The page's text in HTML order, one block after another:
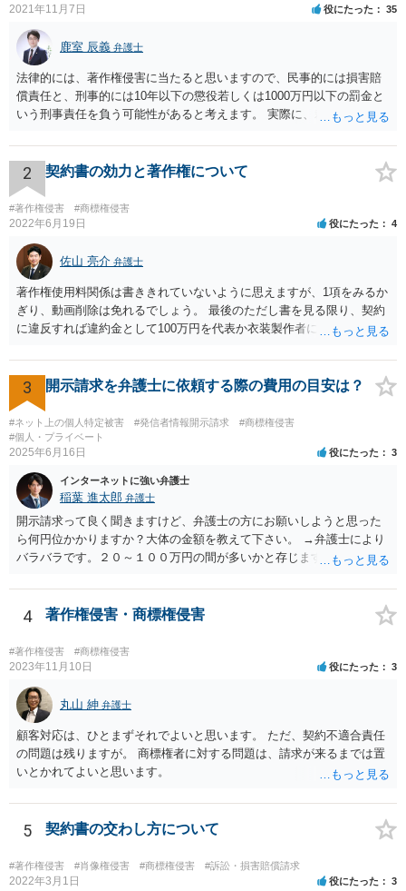
2021年11月7日 役にたった 35
鹿室 辰義 弁護士
法律的には、著作権侵害に当たると思いますので、民事的には損害賠
償責任と、刑事的には10年以下の懲役若しくは1000万円以下の罰金と
いう刑事責任を負う可能性があると考えます。 実際に、裁判になった
受理すると、取調べ等の捜査が行われる可能性があります。 そして、
刑事責任を軽くするためには、被害弁償等を行う必要があります。 今
後の対応としては、まずは、弁護士に相談するのが良いと思います。
2 契約書の効力と著作権について
#著作権侵害 #商標権侵害
2022年6月19日 役にたった 4
佐山 亮介 弁護士
著作権使用料関係は書ききれていないように思えますが、1項をみるか
ぎり、動画削除は免れるでしょう。 最後のただし書を見る限り、契約
に違反すれば違約金として100万円を代表か衣装製作者に請求できると
しては少しはっきりしないように思います。 こちらからどの時点で打
って出るかはこちらに都合よく契約書を解釈して決めて良いと思いま
すが、裁判にもつれ込んだ場合、第三者の目から見て客観的にも条件
が守られないとはっきり言えるのは相手が削除請求をしたことが記録
上はっきりするとき（例えばYouTubeへの通報などにより動画を削除
させた時）となるかも知れません。 以上を前提に、まずは動画の配信
は合意に基づく正当な権利だと主張し、相手が反論や削除請求の通
報・裁判等をしてきたら弁護士に依頼して対応するとよいと考えま
す。
3 開示請求を弁護士に依頼する際の費用の目安は？
#ネット上の個人特定被害 #発信者情報開示請求
#商標権侵害
#個人・プライベート
2025年6月16日 役にたった 3
インターネットに強い弁護士
稲葉 進太郎 弁護士
開示請求って良く聞きますけど、弁護士の方にお願いしようと思った
ら何円位かかりますか？大体の金額を教えて下さい。 →弁護士により
バラバラです。２０～１００万円の間が多いかと存じます。
4 著作権侵害・商標権侵害
#著作権侵害 #商標権侵害
2023年11月10日 役にたった 3
丸山 紳 弁護士
顧客対応は、ひとまずそれでよいと思います。 ただ、契約不適合責任
の問題は残りますが。 商標権者に対する問題は、請求が来るまでは置
いとかれてよいと思います。
5 契約書の交わし方について
#著作権侵害 #肖像権侵害 #商標権侵害 #訴訟・損害賠償請求
2022年3月1日 役にたった 3